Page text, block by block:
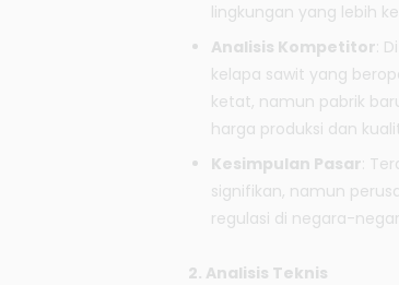
lingkungan yang lebih
Analisis Kompetitor:
kelapa sawit yang
ketat, namun pabrik
harga produksi dan
Kesimpulan Pasar:
signifikan, namun
regulasi di negara-
2. Analisis Teknis